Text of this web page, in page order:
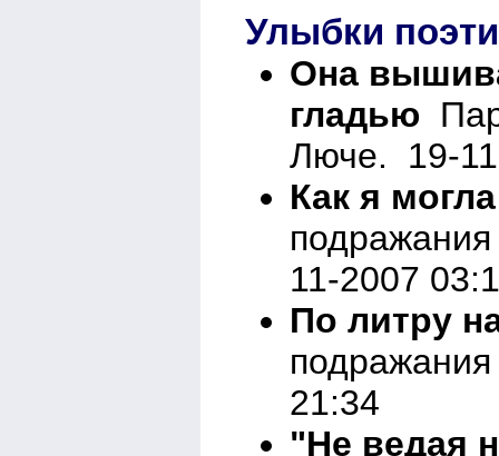
Улыбки
Она
гладью
Люче. 19-
Как я
11-2007
По литру
21:34
"Не ведая